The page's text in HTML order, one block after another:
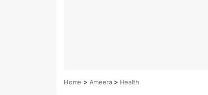
Home > Ameera> Health